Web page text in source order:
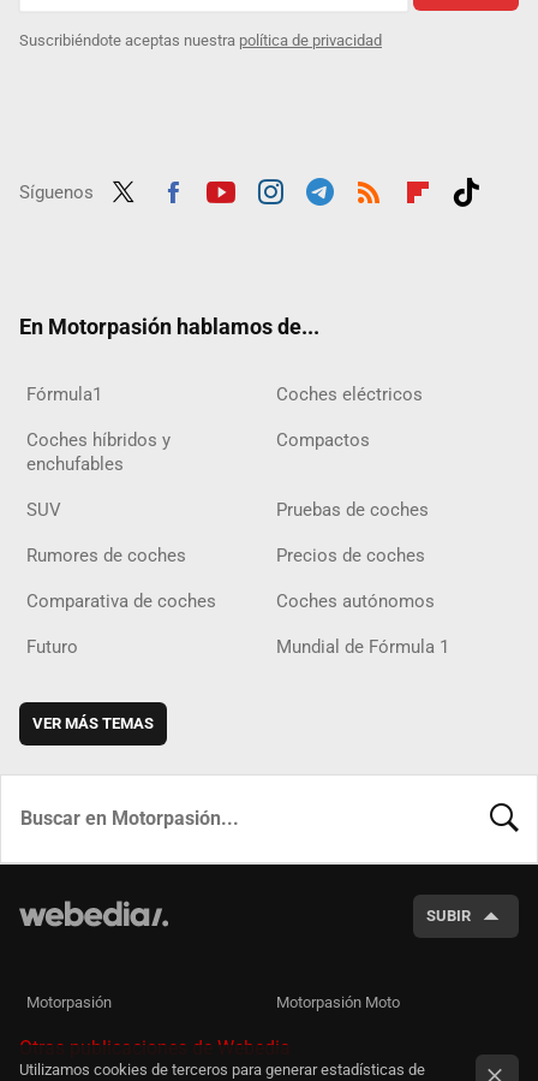
Suscribiéndote aceptas nuestra política de privacidad
Síguenos
En Motorpasión hablamos de...
Fórmula1 Coches eléctricos
Coches híbridos y
enchufables
Compactos
SUV Pruebas de coches
Rumores de coches Precios de coches
Comparativa de coches Coches autónomos
Futuro Mundial de Fórmula 1
VER MÁS TEMAS
SUBIR
Motorpasión Motorpasión Moto
Otras publicaciones de Webedia
Utilizamos cookies de terceros para generar estadísticas de